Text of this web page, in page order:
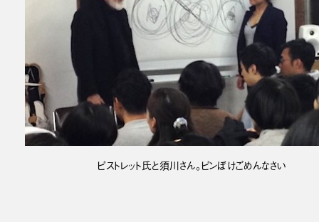
ピストレット氏と須川さん。ピンぼけごめんなさい